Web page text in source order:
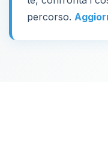
percorso.